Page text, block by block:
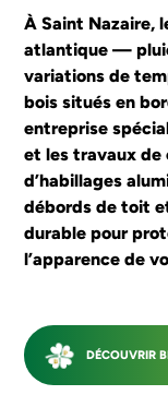
À Saint Nazaire,
atlantique —
variations de
bois situés en
entreprise
et les travaux de
d’habillages
débords de toit
durable pour
l’apparence de
DÉCOUVRIR